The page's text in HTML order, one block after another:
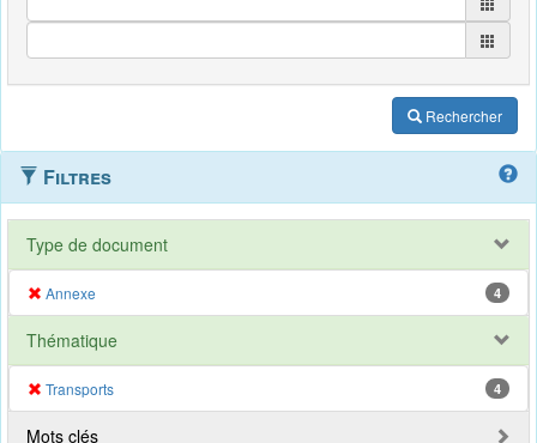
Rechercher
Filtres
Type de document
Annexe 4
Thématique
Transports 4
Mots clés